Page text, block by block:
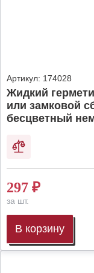
Артикул: 174028
Жидкий
или замковой
бесцветный
297 ₽
за шт.
В корзину